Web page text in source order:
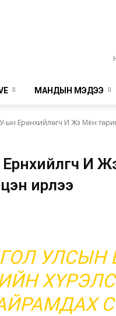
МАНДЫН МЭДЭЭ
ын Ерөнхийлөгч И Жэ Мён
И
ирлээ
УЛСЫН